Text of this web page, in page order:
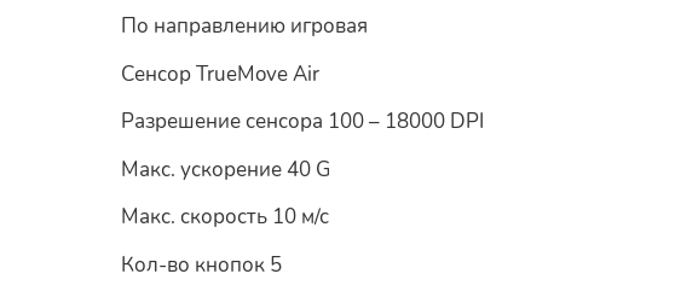
По направлению игровая
Сенсор TrueMove Air
Разрешение сенсора 100 – 18000 DPI
Макс. ускорение 40 G
Макс. скорость 10 м/с
Кол-во кнопок 5